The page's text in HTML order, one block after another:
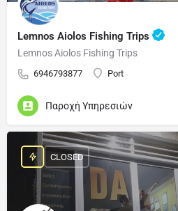
Lemnos Aiolos Fishing Trips
Lemnos Aiolos Fishing Trips
6946793877 Port
Παροχή Υπηρεσιών
CLOSED